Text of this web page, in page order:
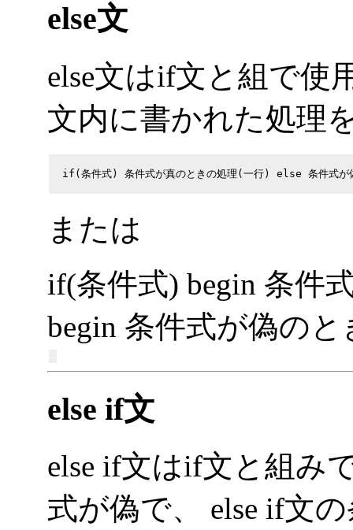
else文
else文はif文と組で使
文内に書かれた処理
if(条件式) 条件式が真のときの処理(一行) else 条件式が
または
if(条件式) begin 条件
begin 条件式が偽のと
else if文
else if文はif文と組み
式が偽で、 else if文